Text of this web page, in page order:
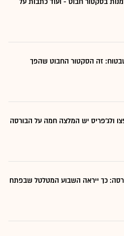
זה הסקטור החבוט שהפך
ולג'פריס יש המלצה חמה על הבורסה
כך ייראה השבוע המטלטל שבפתח